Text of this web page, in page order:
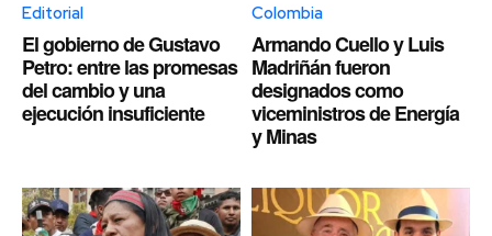
Editorial
El gobierno de Gustavo
Petro: entre las promesas
del cambio y una
ejecución insuficiente
Colombia
Armando Cuello y Luis
Madriñán fueron
designados como
viceministros de Energía
y Minas